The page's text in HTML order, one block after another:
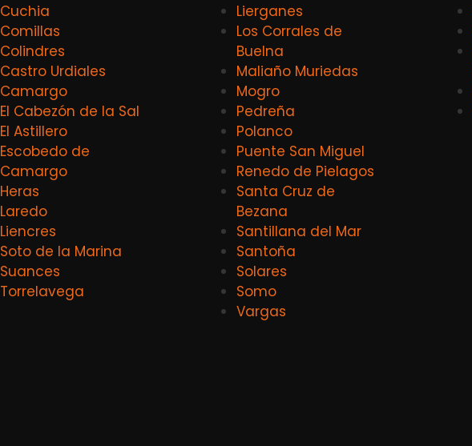
Cuchia
Comillas
Colindres
Castro Urdiales
Camargo
El Cabezón de la Sal
El Astillero
Escobedo de
Camargo
Heras
Laredo
Liencres
Soto de la Marina
Suances
Torrelavega
Lierganes
Los Corrales de
Buelna
Maliaño Muriedas
Mogro
Pedreña
Polanco
Puente San Miguel
Renedo de Pielagos
Santa Cruz de
Bezana
Santillana del Mar
Santoña
Solares
Somo
Vargas